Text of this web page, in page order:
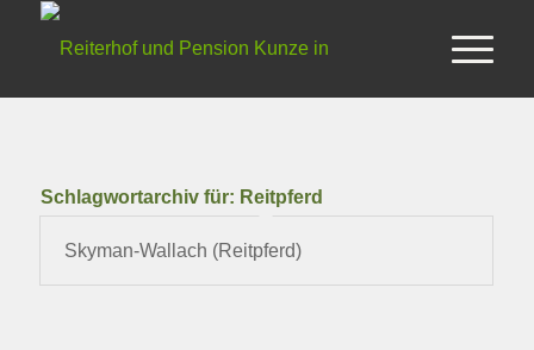
Schlagwortarchiv für: Reitpferd
Skyman-Wallach (Reitpferd)